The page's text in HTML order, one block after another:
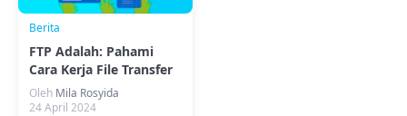
Berita
FTP Adalah: Pahami
Cara Kerja File Transfer
Protocol!
Oleh Mila Rosyida
24 April 2024